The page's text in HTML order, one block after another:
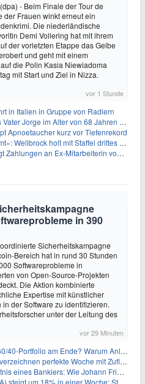
- Beim Finale der Tour de
der Frauen winkt erneut ein
Die niederländische
Demi Vollering hat mit ihrem
der vorletzten Etappe das Gelbe
und geht mit einem
die Polin Kasia Niewiadoma
mit Start und Ziel in Nizza.
vor 1 Stunde
in Italien in Gruppe von Radlern
Jorge im Alter von 68 Jahren gestorben
Apnoetaucher kurz vor Tiefenrekord
Wellbrock holt mit Staffel drittes EM-Gold
an Ex-Mitarbeiterin von Infantino
in 390
Sicherheitskampagne
Bereich hat in rund 30 Stunden
Softwareprobleme in
von Open-Source-Projekten
Die Aktion kombinierte
Expertise mit künstlicher
der Software zu identifizieren.
unter der Leitung des
vor 29 Minuten
am Ende? Warum Anleger jetzt radikal umdenken müssen
perfekte Woche mit Zuflüssen auf 3-Monats-Hoch
Wie Johann Friedrich Städel sein Imperium unsterblich machte